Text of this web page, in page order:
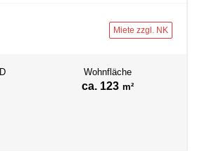
Miete zzgl. NK
Wohnfläche
ca. 123 m²